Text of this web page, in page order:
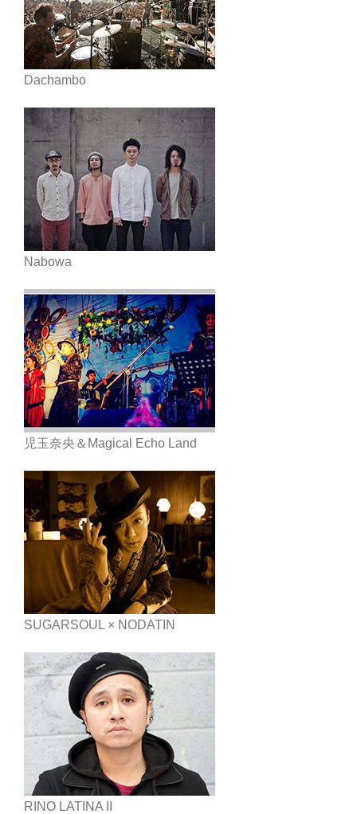
Dachambo
Nabowa
児玉奈央＆Magical Echo Land
SUGARSOUL × NODATIN
RINO LATINA II